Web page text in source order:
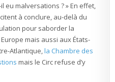
eu malversations ? » En effet,
à conclure, au-delà du
pour saborder la
mais aussi aux États-
Atlantique,la Chambre des
mais le Circ refuse d’y